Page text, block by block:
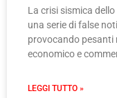
La crisi sismica
una serie di false
provocando pesanti
economico e
LEGGI TUTTO »